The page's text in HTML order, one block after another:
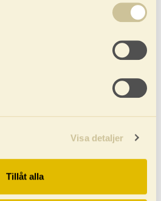
Visa detaljer
Tillåt alla
FISKO FÖRRÅD 15 KVM